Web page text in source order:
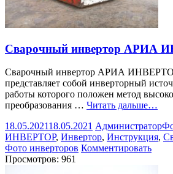
Сварочный инвертор АРИА
Сварочный инвертор АРИА
представляет собой инверторный
работы которого положен метод
преобразования … Читать дальше…
18.05.202118.05.2021 Администратор
ИНВЕРТОР, Инвертор, Инструкция,
Фото инверторов Комментировать
Просмотров: 961